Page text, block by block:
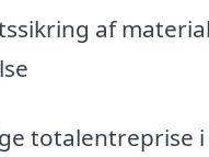
af
totalentreprise i